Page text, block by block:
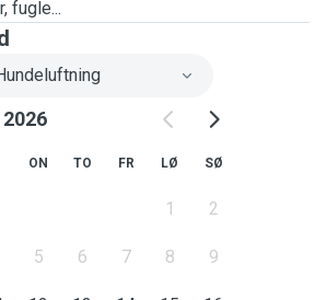
fugle...
ON TO FR LØ SØ
1 2
5 6 7 8 9